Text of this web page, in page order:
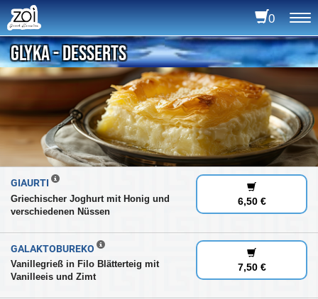
0
GLYKA - DESSERTS
GIAURTI
Griechischer Joghurt mit Honig und
verschiedenen Nüssen
6,50 €
GALAKTOBUREKO
Vanillegrieß in Filo Blätterteig mit
Vanilleeis und Zimt
7,50 €